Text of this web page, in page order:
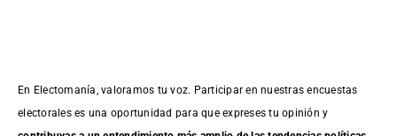
En Electomanía, valoramos tu voz. Participar en nuestras encuestas
electorales es una oportunidad para que expreses tu opinión y